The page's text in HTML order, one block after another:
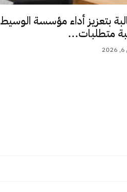
بتعزيز أداء مؤسسة الوسيط
متطلبات...